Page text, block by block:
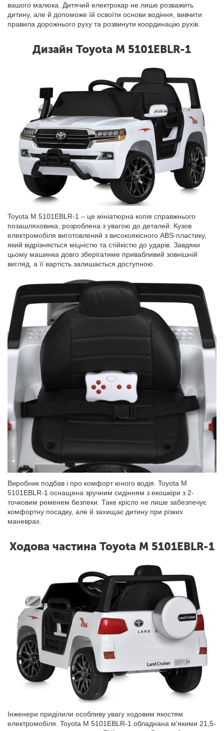
вашого малюка. Дитячий електрокар не лише розважить
дитину, але й допоможе їй освоїти основи водіння, вивчити
правила дорожнього руху та розвинути координацію рухів.
Дизайн Toyota M 5101EBLR-1
Toyota M 5101EBLR-1 – це мініатюрна копія справжнього
позашляховика, розроблена з увагою до деталей. Кузов
електромобіля виготовлений з високоякісного ABS-пластику,
який відрізняється міцністю та стійкістю до ударів. Завдяки
цьому машинка довго зберігатиме привабливий зовнішній
вигляд, а її вартість залишається доступною.
Виробник подбав і про комфорт юного водія. Toyota M
5101EBLR-1 оснащена зручним сидінням з екошкіри з 2-
точковим ременем безпеки. Таке крісло не лише забезпечує
комфортну посадку, але й захищає дитину при різких
маневрах.
Ходова частина Toyota M 5101EBLR-1
Інженери приділили особливу увагу ходовим якостям
електромобіля. Toyota M 5101EBLR-1 обладнана м'якими 21,5-